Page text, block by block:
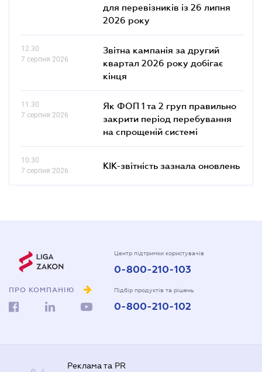
для перевізників із 26 липня
2026 року
12.30
7 серпня 2026
Звітна кампанія за другий
квартал 2026 року добігає
кінця
11.30
7 серпня 2026
Як ФОП 1 та 2 груп правильно
закрити період перебування
на спрощеній системі
10.30
7 серпня 2026
КІК-звітність зазнала оновлень
ПРО КОМПАНІЮ
Центр підтримки користувачів
0-800-210-103
Підбір продуктів та рішень
0-800-210-102
Реклама та PR